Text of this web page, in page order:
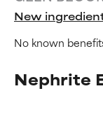
New
No known
Nephrite